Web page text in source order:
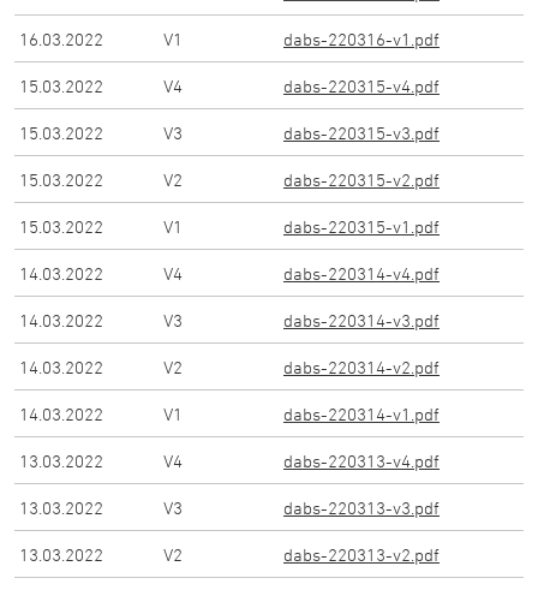
16.03.2022 V1 dabs-220316-v1.pdf
15.03.2022 V4 dabs-220315-v4.pdf
15.03.2022 V3 dabs-220315-v3.pdf
15.03.2022 V2 dabs-220315-v2.pdf
15.03.2022 V1 dabs-220315-v1.pdf
14.03.2022 V4 dabs-220314-v4.pdf
14.03.2022 V3 dabs-220314-v3.pdf
14.03.2022 V2 dabs-220314-v2.pdf
14.03.2022 V1 dabs-220314-v1.pdf
13.03.2022 V4 dabs-220313-v4.pdf
13.03.2022 V3 dabs-220313-v3.pdf
13.03.2022 V2 dabs-220313-v2.pdf